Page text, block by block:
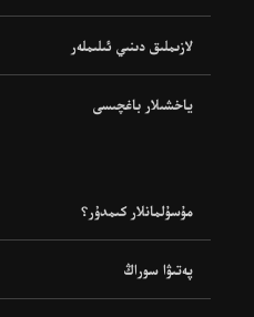
لازىملىق دىنىي ئىلىملەر
ياخشىلار باغچىسى
مۇسۇلمانلار كىمدۇر؟
پەتىۋا سوراڭ